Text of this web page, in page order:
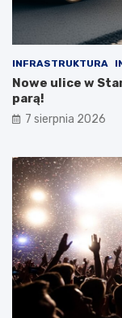
s
p
n
i
a
INFRASTRUKTURA
Nowe ulice w
parą!
7 sierpnia 2026